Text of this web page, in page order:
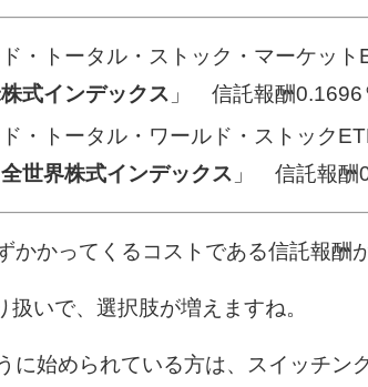
・トータル・ストック・マーケット
式インデックス 」 信託報酬0.1696
・トータル・ワールド・ストック
世界株式インデックス 」 信託報酬
かかってくるコストである信託報酬
扱いで、選択肢が増えますね。
に始められている方は、スイッチン